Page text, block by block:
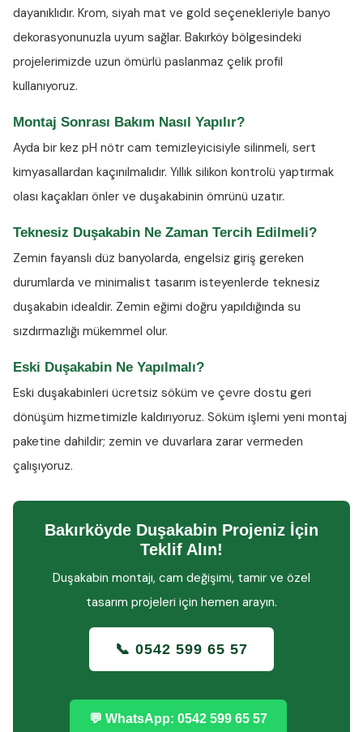
dayanıklıdır. Krom, siyah mat ve gold seçenekleriyle banyo
dekorasyonunuzla uyum sağlar. Bakırköy bölgesindeki
projelerimizde uzun ömürlü paslanmaz çelik profil
kullanıyoruz.
Montaj Sonrası Bakım Nasıl Yapılır?
Ayda bir kez pH nötr cam temizleyicisiyle silinmeli, sert
kimyasallardan kaçınılmalıdır. Yıllık silikon kontrolü yaptırmak
olası kaçakları önler ve duşakabinin ömrünü uzatır.
Teknesiz Duşakabin Ne Zaman Tercih Edilmeli?
Zemin fayanslı düz banyolarda, engelsiz giriş gereken
durumlarda ve minimalist tasarım isteyenlerde teknesiz
duşakabin idealdir. Zemin eğimi doğru yapıldığında su
sızdırmazlığı mükemmel olur.
Eski Duşakabin Ne Yapılmalı?
Eski duşakabinleri ücretsiz söküm ve çevre dostu geri
dönüşüm hizmetimizle kaldırıyoruz. Söküm işlemi yeni montaj
paketine dahildir; zemin ve duvarlara zarar vermeden
çalışıyoruz.
Bakırköyde Duşakabin Projeniz İçin
Teklif Alın!
Duşakabin montajı, cam değişimi, tamir ve özel
tasarım projeleri için hemen arayın.
📞 0542 599 65 57
💬 WhatsApp: 0542 599 65 57